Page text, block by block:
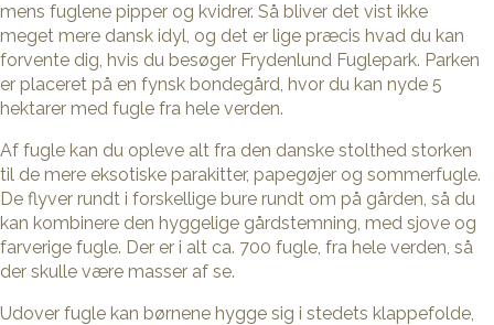
mens fuglene pipper og kvidrer. Så bliver det vist ikke
meget mere dansk idyl, og det er lige præcis hvad du kan
forvente dig, hvis du besøger Frydenlund Fuglepark. Parken
er placeret på en fynsk bondegård, hvor du kan nyde 5
hektarer med fugle fra hele verden.
Af fugle kan du opleve alt fra den danske stolthed storken
til de mere eksotiske parakitter, papegøjer og sommerfugle.
De flyver rundt i forskellige bure rundt om på gården, så du
kan kombinere den hyggelige gårdstemning, med sjove og
farverige fugle. Der er i alt ca. 700 fugle, fra hele verden, så
der skulle være masser af se.
Udover fugle kan børnene hygge sig i stedets klappefolde,